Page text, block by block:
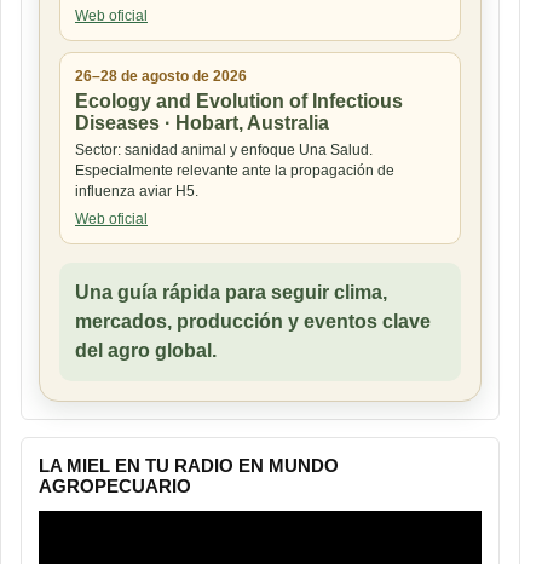
Web oficial
26–28 de agosto de 2026
Ecology and Evolution of Infectious
Diseases · Hobart, Australia
Sector: sanidad animal y enfoque Una Salud.
Especialmente relevante ante la propagación de
influenza aviar H5.
Web oficial
Una guía rápida para seguir clima,
mercados, producción y eventos clave
del agro global.
LA MIEL EN TU RADIO EN MUNDO
AGROPECUARIO